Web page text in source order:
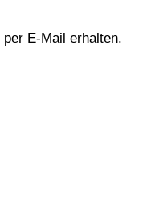
E-Mail erhalten.